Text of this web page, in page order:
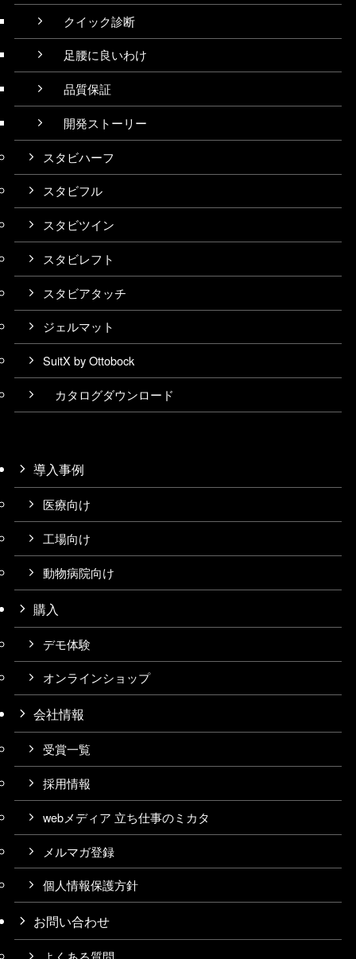
クイック診断
足腰に良いわけ
品質保証
開発ストーリー
スタビハーフ
スタビフル
スタビツイン
スタビレフト
スタビアタッチ
ジェルマット
SuitX by Ottobock
カタログダウンロード
導入事例
医療向け
工場向け
動物病院向け
購入
デモ体験
オンラインショップ
会社情報
受賞一覧
採用情報
webメディア 立ち仕事のミカタ
メルマガ登録
個人情報保護方針
お問い合わせ